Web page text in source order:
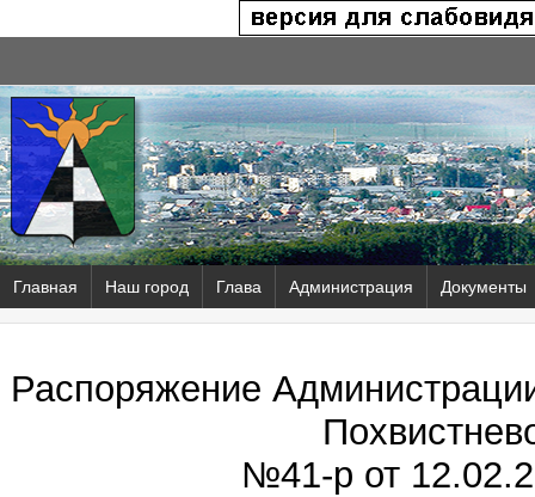
Главная Наш город Глава Администрация Документы
Распоряжение Администрации
№41-р от